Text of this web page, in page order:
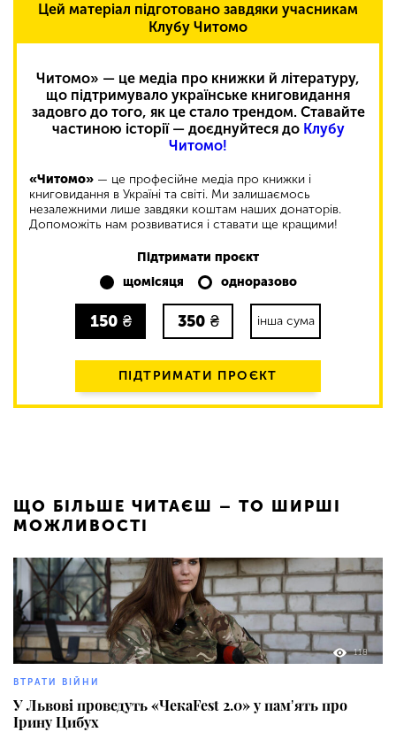
Цей матеріал підготовано завдяки учасникам
Клубу Читомо
Читомо» — це медіа про книжки й літературу,
що підтримувало українське книговидання
задовго до того, як це стало трендом. Ставайте
частиною історії — доєднуйтеся до Клубу
Читомо!
«Читомо» — це професійне медіа про книжки і
книговидання в Україні та світі. Ми залишаємось
незалежними лише завдяки коштам наших донаторів.
Допоможіть нам розвиватися і ставати ще кращими!
Підтримати проєкт
щомісяця
одноразово
150 ₴ 350 ₴ інша сума
ПІДТРИМАТИ ПРОЄКТ
ЩО БІЛЬШЕ ЧИТАЄШ – ТО ШИРШІ
МОЖЛИВОСТІ
118
ВТРАТИ ВІЙНИ
У Львові проведуть «ЧекаFest 2.0» у памʼять про
Ірину Цибух